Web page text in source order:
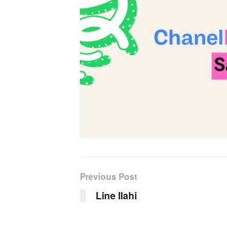
Previous Post
Line Ilahi